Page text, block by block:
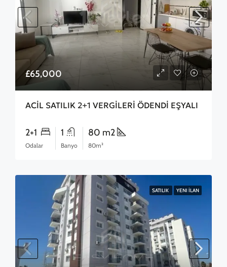
£65,000
ACİL SATILIK 2+1 VERGİLERİ ÖDENDİ EŞYALI
2+1
Odalar
1
Banyo
80 m2
80m²
SATILIK YENI İLAN